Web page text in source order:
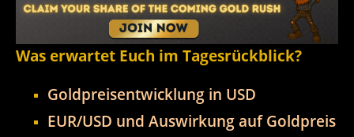
Was erwartet Euch im Tagesrückblick?
Goldpreisentwicklung in USD
EUR/USD und Auswirkung auf Goldpreis